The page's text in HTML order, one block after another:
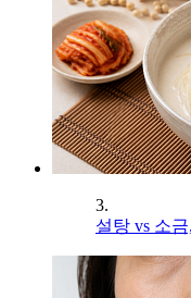
3.
설탕 vs 소